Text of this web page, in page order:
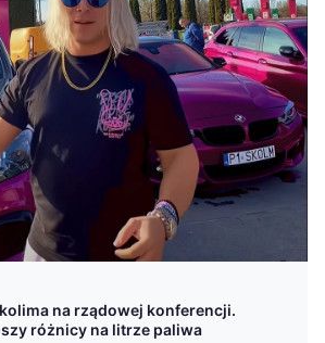
na rządowej konferencji.
różnicy na litrze paliwa